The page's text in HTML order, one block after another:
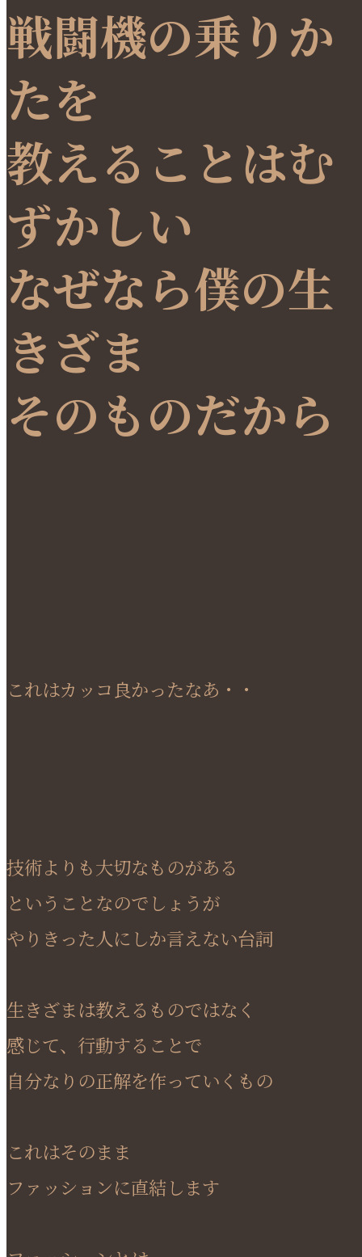
戦闘機の乗りか
たを
教えることはむ
ずかしい
なぜなら僕の生
きざま
そのものだから
これはカッコ良かったなあ・・
技術よりも大切なものがある
ということなのでしょうが
やりきった人にしか言えない台詞
生きざまは教えるものではなく
感じて、行動することで
自分なりの正解を作っていくもの
これはそのまま
ファッションに直結します